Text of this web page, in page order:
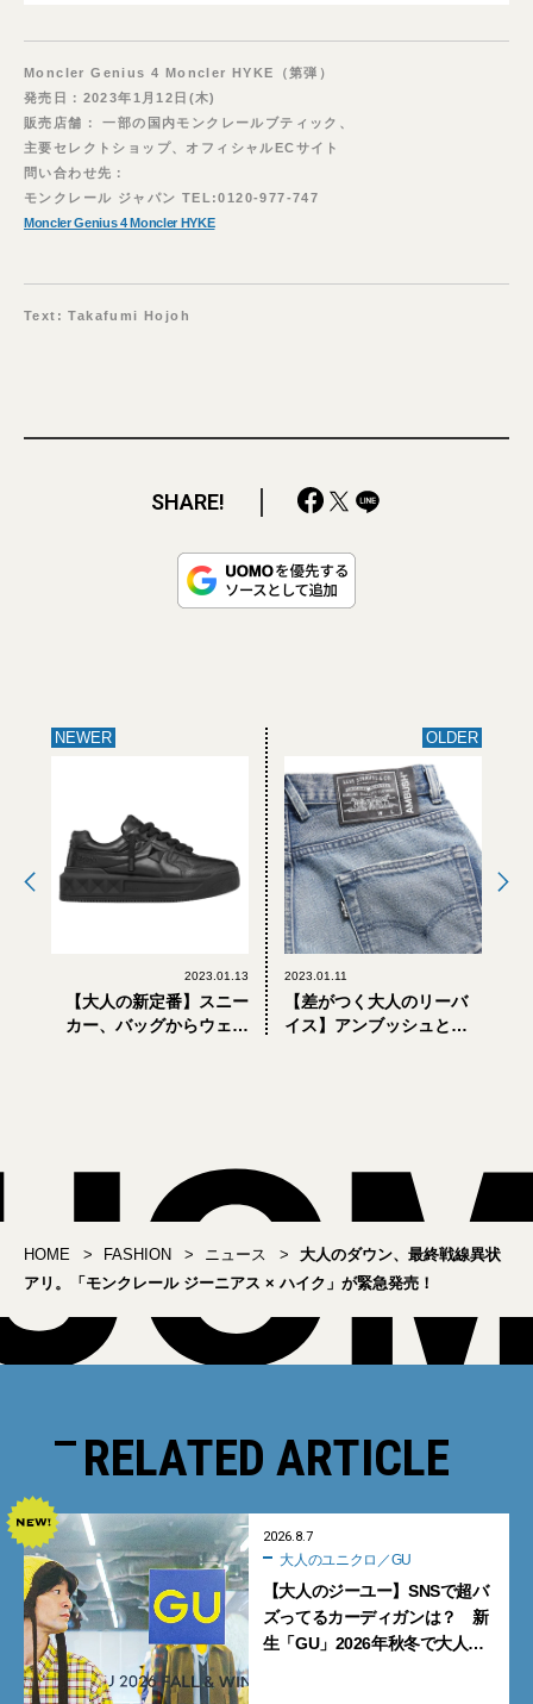
Moncler Genius 4 Moncler HYKE（第弾）
発売日：2023年1月12日(木)
販売店舗： 一部の国内モンクレールブティック、
主要セレクトショップ、オフィシャルECサイト
問い合わせ先：
モンクレール ジャパン TEL:0120-977-747
Moncler Genius 4 Moncler HYKE
Text: Takafumi Hojoh
SHARE!
NEWER
2023.01.13
【大人の新定番】スニー
カー、バッグからウェア
OLDER
2023.01.11
【差がつく大人のリーバ
イス】アンブッシュとの
HOME FASHION ニュース
大人のダウン、最終戦線異状
アリ。「モンクレール ジーニアス × ハイク」が緊急発売！
RELATED ARTICLE
2026.8.7
大人のユニクロ／GU
【大人のジーユー】SNSで超バ
ズってるカーディガンは？ 新
生「GU」2026年秋冬で大人メ